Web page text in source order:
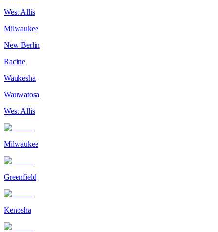
West Allis
Milwaukee
New Berlin
Racine
Waukesha
Wauwatosa
West Allis
Milwaukee
Greenfield
Kenosha